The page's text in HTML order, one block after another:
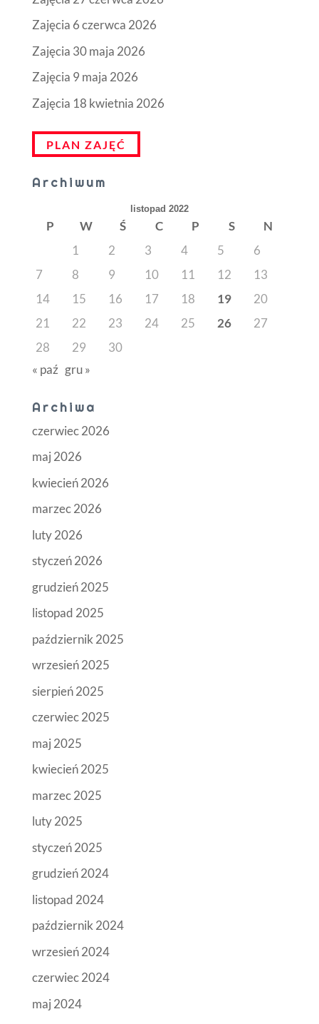
Zajęcia 6 czerwca 2026
Zajęcia 30 maja 2026
Zajęcia 9 maja 2026
Zajęcia 18 kwietnia 2026
PLAN ZAJĘĆ
Archiwum
listopad 2022
P W Ś C P S
N
1
2 3 4 5
6
7
8 9 10 11 12
13
14
15 16 17 18 19
20
21
22 23 24 25 26
27
28
29
30
« paź gru »
Archiwa
czerwiec 2026
maj 2026
kwiecień 2026
marzec 2026
luty 2026
styczeń 2026
grudzień 2025
listopad 2025
październik 2025
wrzesień 2025
sierpień 2025
czerwiec 2025
maj 2025
kwiecień 2025
marzec 2025
luty 2025
styczeń 2025
grudzień 2024
listopad 2024
październik 2024
wrzesień 2024
czerwiec 2024
maj 2024